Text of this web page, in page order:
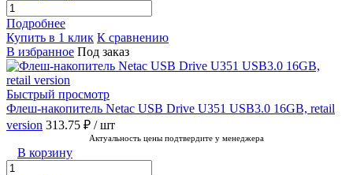
Подробнее
Купить в 1 клик К сравнению
В избранное Под заказ
Быстрый просмотр
Флеш-накопитель Netac USB Drive U351 USB3.0 16GB, retail
version 313.75 ₽ / шт
Актуальность цены подтвердите у менеджера
В корзину